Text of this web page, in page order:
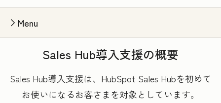
Menu
Sales Hub導入支援の概要
Sales Hub導入支援は、HubSpot Sales Hubを初めて
お使いになるお客さまを対象としています。